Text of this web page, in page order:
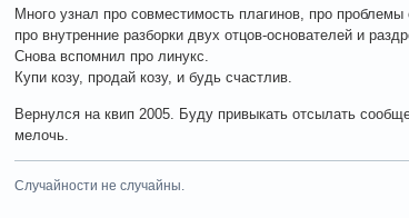
Много узнал про совместимость плагинов, про
про внутренние разборки двух отцов-основателей и
Снова вспомнил про линукс.
Купи козу, продай козу, и будь счастлив.
Вернулся на квип 2005. Буду привыкать отсылать
мелочь.
Случайности не случайны.